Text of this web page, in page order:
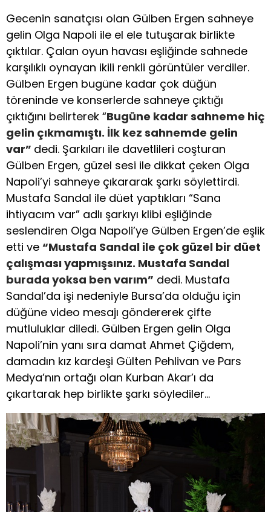
Gecenin sanatçısı olan Gülben Ergen sahneye
gelin Olga Napoli ile el ele tutuşarak birlikte
çıktılar. Çalan oyun havası eşliğinde sahnede
karşılıklı oynayan ikili renkli görüntüler verdiler.
Gülben Ergen bugüne kadar çok düğün
töreninde ve konserlerde sahneye çıktığı
çıktığını belirterek “Bugüne kadar sahneme hiç
gelin çıkmamıştı. İlk kez sahnemde gelin
var” dedi. Şarkıları ile davetlileri coşturan
Gülben Ergen, güzel sesi ile dikkat çeken Olga
Napoli’yi sahneye çıkararak şarkı söylettirdi.
Mustafa Sandal ile düet yaptıkları “Sana
ihtiyacım var” adlı şarkıyı klibi eşliğinde
seslendiren Olga Napoli’ye Gülben Ergen’de eşlik
etti ve “Mustafa Sandal ile çok güzel bir düet
çalışması yapmışsınız. Mustafa Sandal
burada yoksa ben varım” dedi. Mustafa
Sandal’da işi nedeniyle Bursa’da olduğu için
düğüne video mesajı göndererek çifte
mutluluklar diledi. Gülben Ergen gelin Olga
Napoli’nin yanı sıra damat Ahmet Çiğdem,
damadın kız kardeşi Gülten Pehlivan ve Pars
Medya’nın ortağı olan Kurban Akar’ı da
çıkartarak hep birlikte şarkı söylediler…